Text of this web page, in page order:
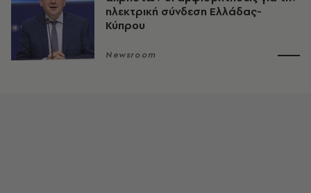
ηλεκτρική σύνδεση Ελλάδας-
Κύπρου
Newsroom